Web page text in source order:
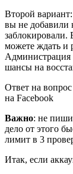
Второй
вы не добавили
заблокировали.
можете ждать и
Администрация
шансы на
Ответ на
на Facebook
Важно: не
дело от этого
лимит в 3
Итак, если